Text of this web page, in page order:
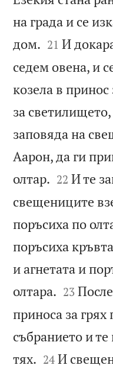
на града и се
дом. 

21 И
седем овена, и
козела в принос
за
заповяда на
Аарон, да ги
олтар. 

22 И те
свещениците
поръсиха по
поръсиха
и агнетата и
олтара. 

23
приноса за
събранието и
тях. 

24 И